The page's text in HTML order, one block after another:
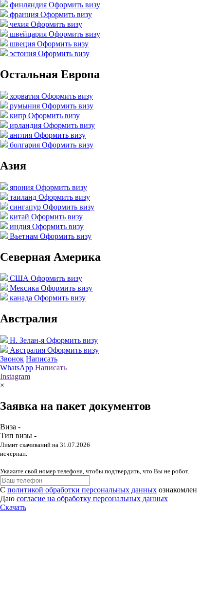
финляндия Оформить визу
франция Оформить визу
чехия Оформить визу
швейцария Оформить визу
швеция Оформить визу
эстония Оформить визу
Остальная Европа
хорватия Оформить визу
румыния Оформить визу
кипр Оформить визу
ирландия Оформить визу
англия Оформить визу
болгария Оформить визу
Азия
япония Оформить визу
таиланд Оформить визу
сингапур Оформить визу
китай Оформить визу
индия Оформить визу
Вьетнам Оформить визу
Северная Америка
США Оформить визу
Мексика Оформить визу
канада Оформить визу
Австралия
Н. Зелан-я Оформить визу
Австралия Оформить визу
Звонок Написать
WhatsApp Написать
Instagram
×
Заявка на пакет документов
Виза -
Тип визы -
Лимит скачиваний на 31.07.2026
исчерпан.
Укажите свой номер телефона, чтобы подтвердить, что Вы не робот.
С политикой обработки персональных данных ознакомлен
Даю согласие на обработку персональных данных
Скачать